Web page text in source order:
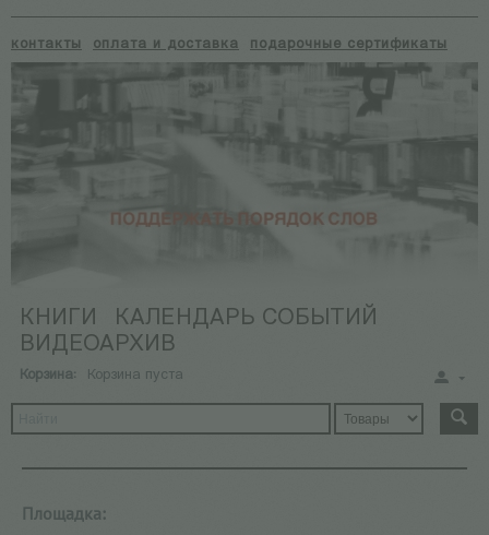
контакты оплата и доставка подарочные сертификаты
КНИГИ
КАЛЕНДАРЬ СОБЫТИЙ
ВИДЕОАРХИВ
Корзина: Корзина пуста
Площадка: